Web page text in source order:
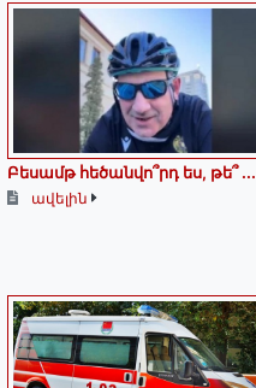
Բեսամթ հեծանվո՞րդ ես, թե՞ ․․․
ավելին